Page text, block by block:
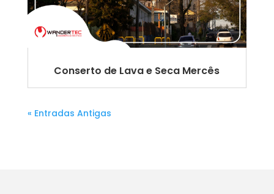
Conserto de Lava e Seca Mercês
« Entradas Antigas